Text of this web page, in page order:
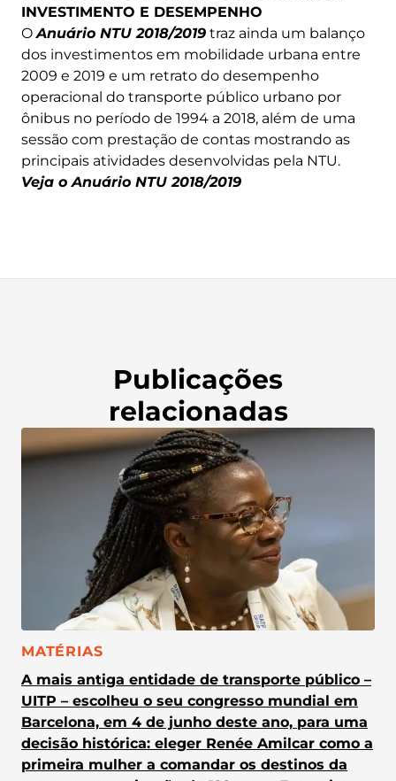
INVESTIMENTO E DESEMPENHO
OAnuário NTU 2018/2019 traz ainda um balanço
dos investimentos em mobilidade urbana entre
2009 e 2019 e um retrato do desempenho
operacional do transporte público urbano por
ônibus no período de 1994 a 2018, além de uma
sessão com prestação de contas mostrando as
principais atividades desenvolvidas pela NTU.
Veja o Anuário NTU 2018/2019
Publicações
relacionadas
CATEGORIA:
MATÉRIAS
A mais antiga entidade de transporte público –
UITP – escolheu o seu congresso mundial em
Barcelona, em 4 de junho deste ano, para uma
decisão histórica: eleger Renée Amilcar como a
primeira mulher a comandar os destinos da